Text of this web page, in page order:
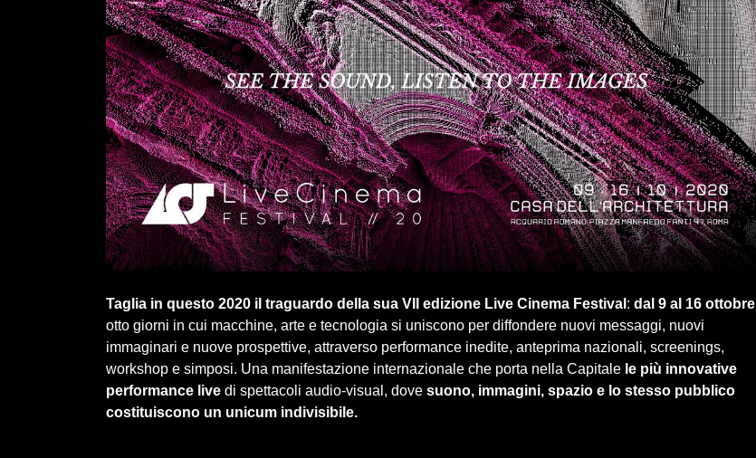
Taglia in questo 2020 il traguardo della sua VII edizione Live Cinema Festival : dal 9 al 16 ottobre
otto giorni in cui macchine, arte e tecnologia si uniscono per diffondere nuovi messaggi, nuovi
immaginari e nuove prospettive, attraverso performance inedite, anteprima nazionali, screenings,
workshop e simposi. Una manifestazione internazionale che porta nella Capitale le più innovative
performance live di spettacoli audio-visual, dove suono, immagini, spazio e lo stesso pubblico
costituiscono un unicum indivisibile.